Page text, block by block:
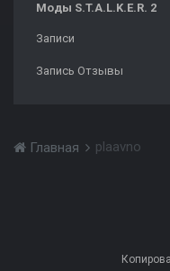
Моды S.T.A.L.K.E.R. 2
Записи
Запись Отзывы
Главная plaavno